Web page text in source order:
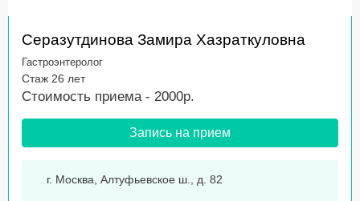
Серазутдинова Замира Хазраткуловна
Гастроэнтеролог
Стаж 26 лет
Стоимость приема - 2000р.
Запись на прием
г. Москва, Алтуфьевское ш., д. 82